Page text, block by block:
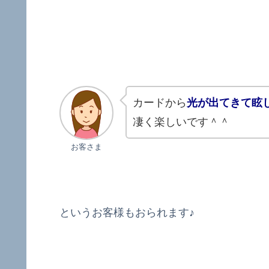
お客さま
カードから光が出てきて眩
凄く楽しいです＾＾
というお客様もおられます♪